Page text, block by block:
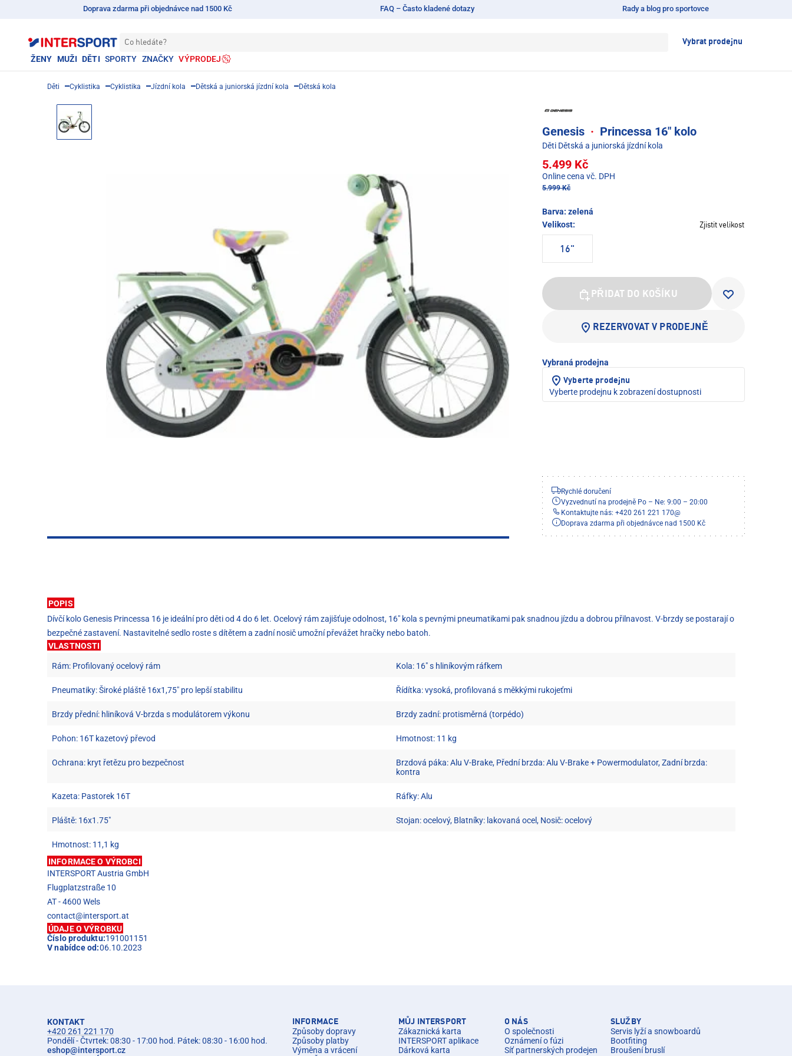
Doprava zdarma při objednávce nad 1500 Kč FAQ – Často kladené dotazy Rady a blog pro sportovce
Co hledáte? Vybrat prodejnu
ŽENY MUŽI DĚTI SPORTY ZNAČKY VÝPRODEJ
Děti Cyklistika Cyklistika Jízdní kola Dětská a juniorská jízdní kola Dětská kola
Genesis · Princessa 16" kolo
Děti Dětská a juniorská jízdní kola
5.499 Kč
Online cena vč. DPH
5.999 Kč
Barva: zelená
Velikost:
Zjistit velikost
16"
PŘIDAT DO KOŠÍKU
REZERVOVAT V PRODEJNĚ
Vybraná prodejna
Vyberte prodejnu
Vyberte prodejnu k zobrazení dostupnosti
Rychlé doručení
Vyzvednutí na prodejně Po – Ne: 9:00 – 20:00
Kontaktujte nás: +420 261 221 170@
Doprava zdarma při objednávce nad 1500 Kč
POPIS
Dívčí kolo Genesis Princessa 16 je ideální pro děti od 4 do 6 let. Ocelový rám zajišťuje odolnost, 16" kola s pevnými pneumatikami pak snadnou jízdu a dobrou přilnavost. V-brzdy se postarají o
bezpečné zastavení. Nastavitelné sedlo roste s dítětem a zadní nosič umožní převážet hračky nebo batoh.
VLASTNOSTI
Rám: Profilovaný ocelový rám Kola: 16" s hliníkovým ráfkem
Pneumatiky: Široké pláště 16x1,75" pro lepší stabilitu Řídítka: vysoká, profilovaná s měkkými rukojeťmi
Brzdy přední: hliníková V-brzda s modulátorem výkonu Brzdy zadní: protisměrná (torpédo)
Pohon: 16T kazetový převod Hmotnost: 11 kg
Ochrana: kryt řetězu pro bezpečnost
Brzdová páka: Alu V-Brake, Přední brzda: Alu V-Brake + Powermodulator, Zadní brzda:
kontra
Kazeta: Pastorek 16T Ráfky: Alu
Pláště: 16x1.75" Stojan: ocelový, Blatníky: lakovaná ocel, Nosič: ocelový
Hmotnost: 11,1 kg
INFORMACE O VÝROBCI
INTERSPORT Austria GmbH
Flugplatzstraße 10
AT - 4600 Wels
contact@intersport.at
ÚDAJE O VÝROBKU
Číslo produktu:191001151
V nabídce od:06.10.2023
KONTAKT
+420 261 221 170
Pondělí - Čtvrtek: 08:30 - 17:00 hod. Pátek: 08:30 - 16:00 hod.
eshop@intersport.cz
INFORMACE
Způsoby dopravy
Způsoby platby
Výměna a vrácení
MŮJ INTERSPORT
Zákaznická karta
INTERSPORT aplikace
Dárková karta
O NÁS
O společnosti
Oznámení o fúzi
Síť partnerských prodejen
SLUŽBY
Servis lyží a snowboardů
Bootfiting
Broušení bruslí